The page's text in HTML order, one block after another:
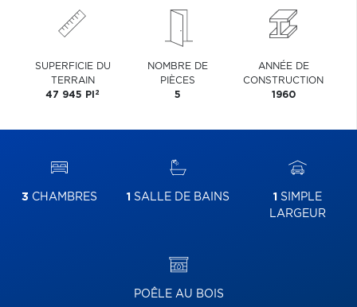
SUPERFICIE DU
TERRAIN
47 945 PI 2
NOMBRE DE
PIÈCES
5
ANNÉE DE
CONSTRUCTION
1960
3 CHAMBRES 1 SALLE DE BAINS 1 SIMPLE
LARGEUR
POÊLE AU BOIS